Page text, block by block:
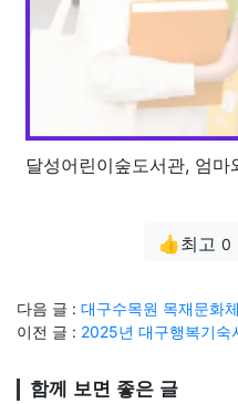
달성어린이숲도서관, 엄
👍최고 0
다음 글 : 대구수목원 목재문화
이전 글 : 2025년 대구행복기숙
함께 보면 좋은 글